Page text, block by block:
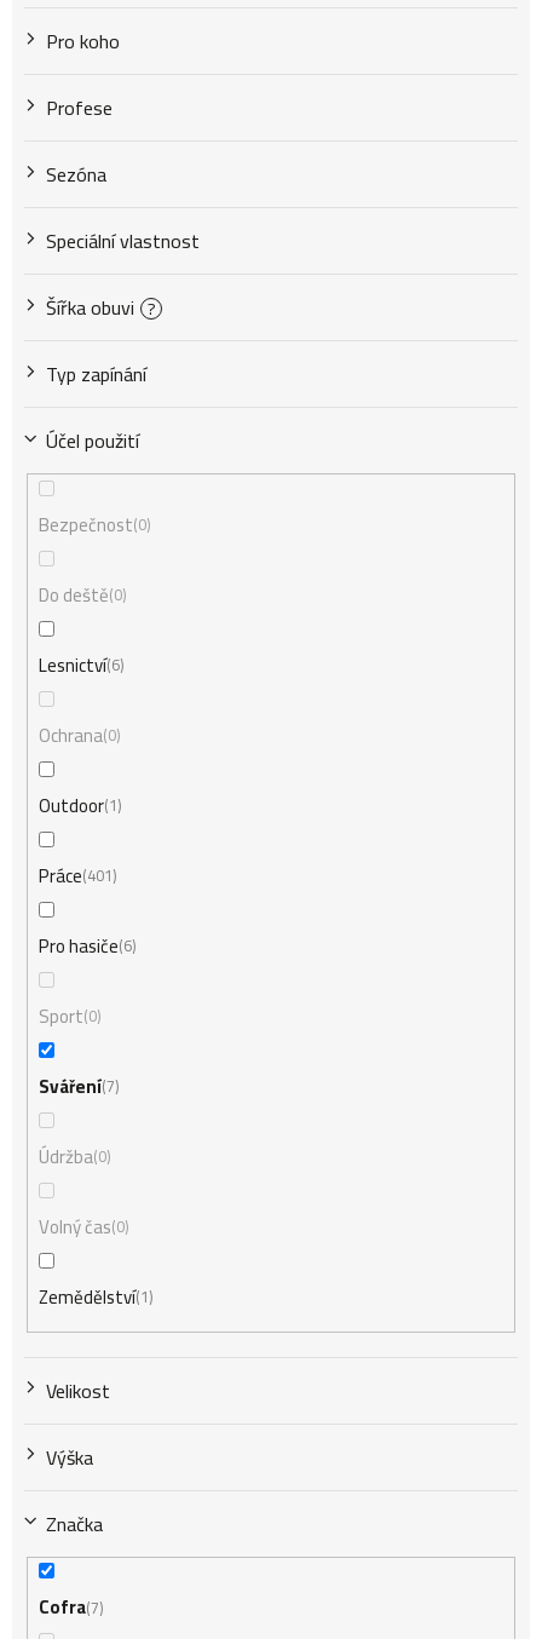
Pro koho
Profese
Sezóna
Speciální vlastnost
Šířka obuvi ?
Typ zapínání
Účel použití
Bezpečnost 0
Do deště 0
Lesnictví6
Ochrana 0
Outdoor 1
Práce 401
Pro hasiče 6
Sport 0
Sváření7
Údržba 0
Volný čas 0
Zemědělství1
Velikost
Výška
Značka
Cofra7